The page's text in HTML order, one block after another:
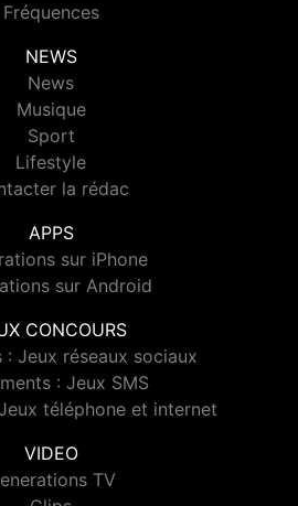
Fréquences
NEWS
News
Musique
Sport
Lifestyle
la rédac
APPS
sur iPhone
sur Android
CONCOURS
: Jeux réseaux sociaux
: Jeux SMS
téléphone et internet
VIDEO
TV